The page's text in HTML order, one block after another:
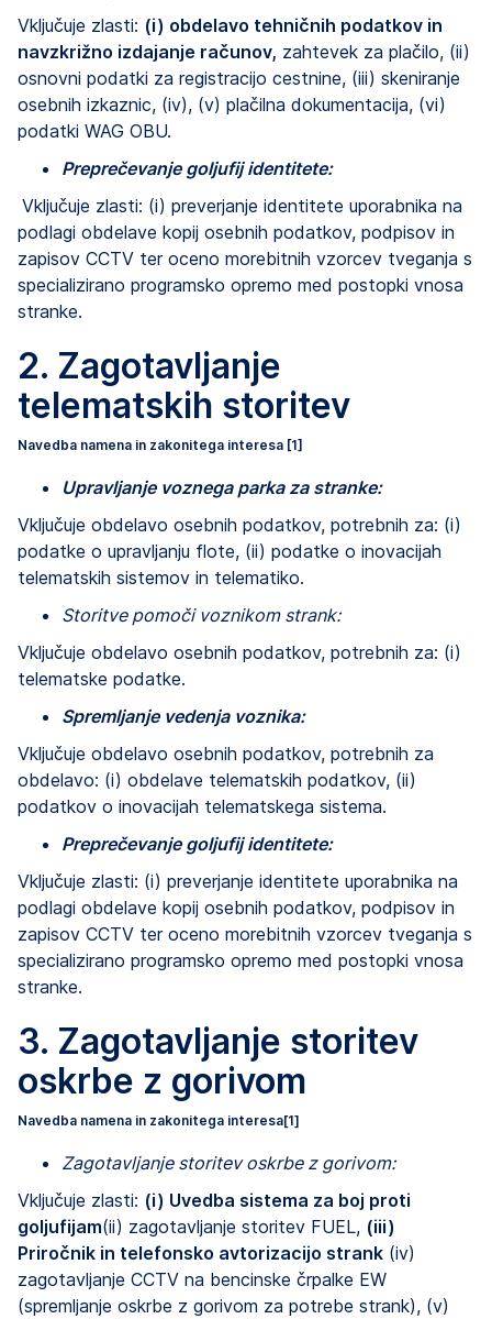
Vključuje zlasti: (i) obdelavo tehničnih podatkov in
navzkrižno izdajanje računov, zahtevek za plačilo, (ii)
osnovni podatki za registracijo cestnine, (iii) skeniranje
osebnih izkaznic, (iv), (v) plačilna dokumentacija, (vi)
podatki WAG OBU.
Preprečevanje goljufij identitete:
Vključuje zlasti: (i) preverjanje identitete uporabnika na
podlagi obdelave kopij osebnih podatkov, podpisov in
zapisov CCTV ter oceno morebitnih vzorcev tveganja s
specializirano programsko opremo med postopki vnosa
stranke.
2. Zagotavljanje
telematskih storitev
Navedba namena in zakonitega interesa [1]
Upravljanje voznega parka za stranke:
Vključuje obdelavo osebnih podatkov, potrebnih za: (i)
podatke o upravljanju flote, (ii) podatke o inovacijah
telematskih sistemov in telematiko.
Storitve pomoči voznikom strank:
Vključuje obdelavo osebnih podatkov, potrebnih za: (i)
telematske podatke.
Spremljanje vedenja voznika:
Vključuje obdelavo osebnih podatkov, potrebnih za
obdelavo: (i) obdelave telematskih podatkov, (ii)
podatkov o inovacijah telematskega sistema.
Preprečevanje goljufij identitete:
Vključuje zlasti: (i) preverjanje identitete uporabnika na
podlagi obdelave kopij osebnih podatkov, podpisov in
zapisov CCTV ter oceno morebitnih vzorcev tveganja s
specializirano programsko opremo med postopki vnosa
stranke.
3. Zagotavljanje storitev
oskrbe z gorivom
Navedba namena in zakonitega interesa[1]
Zagotavljanje storitev oskrbe z gorivom:
Vključuje zlasti: (i) Uvedba sistema za boj proti
goljufijam(ii) zagotavljanje storitev FUEL, (iii)
Priročnik in telefonsko avtorizacijo strank (iv)
zagotavljanje CCTV na bencinske črpalke EW
(spremljanje oskrbe z gorivom za potrebe strank), (v)